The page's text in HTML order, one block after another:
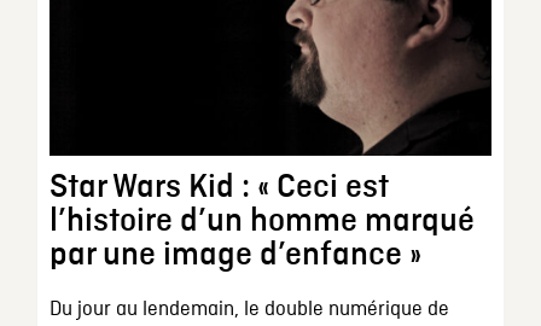
Star Wars Kid : « Ceci est
l’histoire d’un homme marqué
par une image d’enfance »
Du jour au lendemain, le double numérique de